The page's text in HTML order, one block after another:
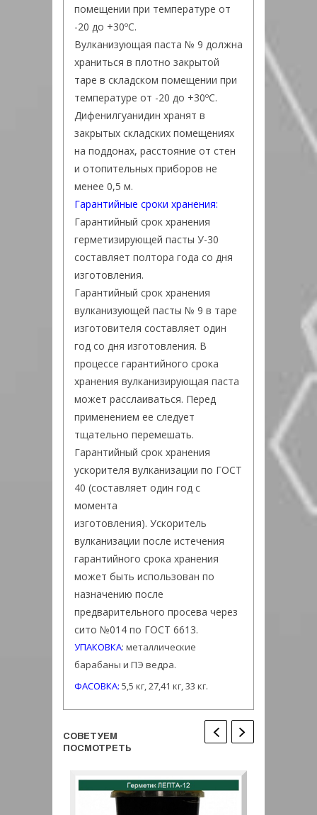
помещении при температуре от
-20 до +30ºС.
Вулканизующая паста № 9 должна
храниться в плотно закрытой
таре в складском помещении при
температуре от -20 до +30ºС.
Дифенилгуанидин хранят в
закрытых складских помещениях
на поддонах, расстояние от стен
и отопительных приборов не
менее 0,5 м.
Гарантийные сроки хранения:
Гарантийный срок хранения
герметизирующей пасты У-30
составляет полтора года со дня
изготовления.
Гарантийный срок хранения
вулканизующей пасты № 9 в таре
изготовителя составляет один
год со дня изготовления. В
процессе гарантийного срока
хранения вулканизирующая паста
может расслаиваться. Перед
применением ее следует
тщательно перемешать.
Гарантийный срок хранения
ускорителя вулканизации по ГОСТ
40 (составляет один год с
момента
изготовления). Ускоритель
вулканизации после истечения
гарантийного срока хранения
может быть использован по
назначению после
предварительного просева через
сито №014 по ГОСТ 6613.
УПАКОВКА: металлические
барабаны и ПЭ ведра.
ФАСОВКА: 5,5 кг, 27,41 кг, 33 кг.
СОВЕТУЕМ
ПОСМОТРЕТЬ